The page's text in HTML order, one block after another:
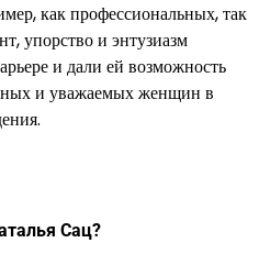
как профессиональных, так
упорство и энтузиазм
и дали ей возможность
и уважаемых женщин в
Сац?